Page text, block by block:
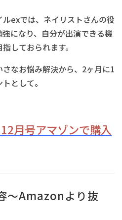
exでは、ネイリストさんの役
になり、自分が出演できる機
しておられます。
なお悩み解決から、2ヶ月に1
として。
月号アマゾンで購入
〜Amazonより抜